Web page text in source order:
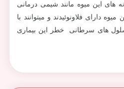
های این میوه مانند شیمی درمانی
دارای فلاونوئیدند و میتوانند با
های سرطانی خطر این بیماری